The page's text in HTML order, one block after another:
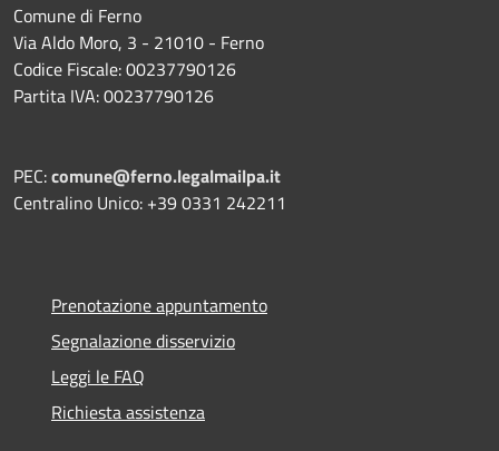
Comune di Ferno
Via Aldo Moro, 3 - 21010 - Ferno
Codice Fiscale: 00237790126
Partita IVA: 00237790126
PEC:comune@ferno.legalmailpa.it
Centralino Unico: +39 0331 242211
Prenotazione appuntamento
Segnalazione disservizio
Leggi le FAQ
Richiesta assistenza